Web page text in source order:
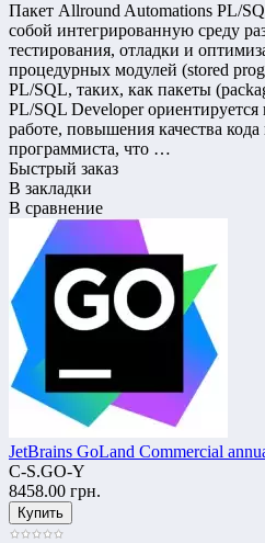
Пакет Allround Automations PL/
собой интегрированную среду
тестирования, отладки и
процедурных модулей (stored
PL/SQL, таких, как пакеты
PL/SQL Developer
работе, повышения качества
программиста, что …
Быстрый заказ
В закладки
В сравнение
JetBrains GoLand Commercial
C-S.GO-Y
8458.00 грн.